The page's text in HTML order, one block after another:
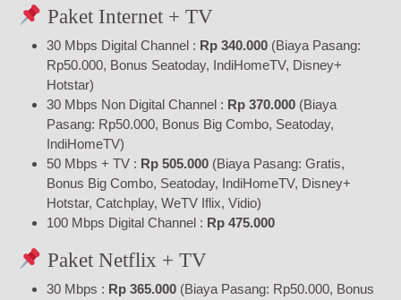
Paket Internet + TV
30 Mbps Digital Channel : Rp 340.000 (Biaya Pasang:
Rp50.000, Bonus Seatoday, IndiHomeTV, Disney+
Hotstar)
30 Mbps Non Digital Channel : Rp 370.000 (Biaya
Pasang: Rp50.000, Bonus Big Combo, Seatoday,
IndiHomeTV)
50 Mbps + TV : Rp 505.000 (Biaya Pasang: Gratis,
Bonus Big Combo, Seatoday, IndiHomeTV, Disney+
Hotstar, Catchplay, WeTV Iflix, Vidio)
100 Mbps Digital Channel : Rp 475.000
Paket Netflix + TV
30 Mbps : Rp 365.000 (Biaya Pasang: Rp50.000, Bonus